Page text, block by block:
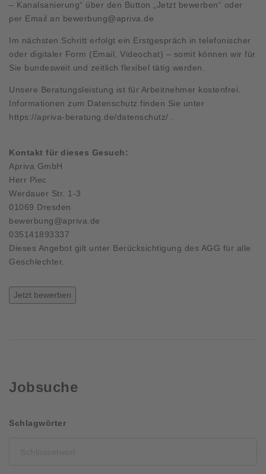
– Kanalsanierung“ über den Button „Jetzt bewerben“ oder
per Email an bewerbung@apriva.de
Im nächsten Schritt erfolgt ein Erstgespräch in telefonischer
oder digitaler Form (Email, Videochat) – somit können wir für
Sie bundesweit und zeitlich flexibel tätig werden.
Unsere Beratungsleistung ist für Arbeitnehmer kostenfrei.
Informationen zum Datenschutz finden Sie unter
https://apriva-beratung.de/datenschutz/
Kontakt für dieses Gesuch:
Apriva GmbH
Herr Piec
Werdauer Str. 1-3
01069 Dresden
bewerbung@apriva.de
035141893337
Dieses Angebot gilt unter Berücksichtigung des AGG für alle
Geschlechter.
Jetzt bewerben
Jobsuche
SchlagwörterSchlüsselwort